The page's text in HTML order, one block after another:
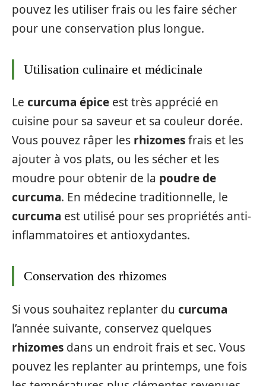
pouvez les utiliser frais ou les faire sécher
pour une conservation plus longue.
Utilisation culinaire et médicinale
Le curcuma épice est très apprécié en
cuisine pour sa saveur et sa couleur dorée.
Vous pouvez râper les rhizomesfrais et les
ajouter à vos plats, ou les sécher et les
moudre pour obtenir de la poudre de
curcuma. En médecine traditionnelle, le
curcuma est utilisé pour ses propriétés anti-
inflammatoires et antioxydantes.
Conservation des rhizomes
Si vous souhaitez replanter du curcuma
l’année suivante, conservez quelques
rhizomes dans un endroit frais et sec. Vous
pouvez les replanter au printemps, une fois